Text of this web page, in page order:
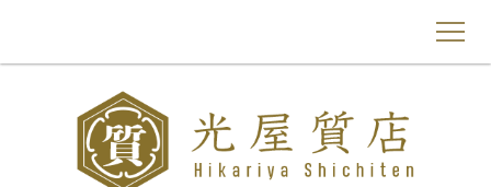
光屋質店について